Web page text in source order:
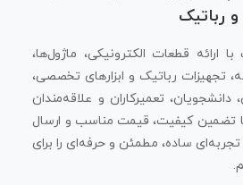
رباتیک
ارائه قطعات الکترونیکی، ماژول‌ها،
تجهیزات رباتیک و ابزارهای تخصصی،
تعمیرکاران و علاقه‌مندان
تضمین کیفیت، قیمت مناسب و ارسال
ساده، مطمئن و حرفه‌ای را برای